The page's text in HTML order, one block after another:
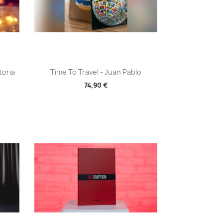
Aperçu rapide
Time To Travel - Juan Pablo
74,90 €